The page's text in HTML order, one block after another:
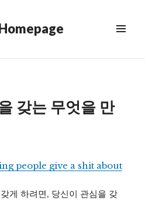
갖는 무엇을 만
people give a shit about
게 하려면, 당신이 관심을 갖